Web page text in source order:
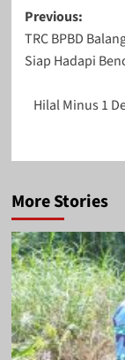
Post
Previous:
TRC BPBD
Siap Hadapi
Hilal Minus 1
More Stories